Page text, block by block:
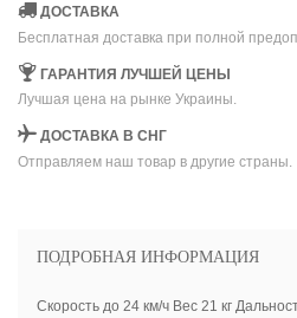
ДОСТАВКА
Бесплатная доставка при полной
ГАРАНТИЯ ЛУЧШЕЙ ЦЕНЫ
Лучшая цена на рынке Украины.
ДОСТАВКА В СНГ
Отправляем наш товар в другие страны.
ПОДРОБНАЯ ИНФОРМАЦИЯ
Скорость до 24 км/ч Вес 21 кг